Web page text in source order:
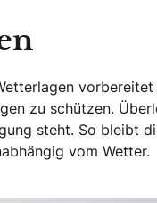
vorbereitet
zu schützen.
steht. So bleibt
vom Wetter.